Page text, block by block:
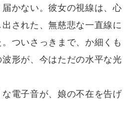
一人で娘を火葬した。
つめながら、私は血の涙を流し
、一体何だったのか。
はこんな理不尽な死を迎えなけ
かない。彼女の視線は、心
された、無慈悲な一直線に
ついさっきまで、か細くも
形が、今はただの水平な光
電子音が、娘の不在を告げ